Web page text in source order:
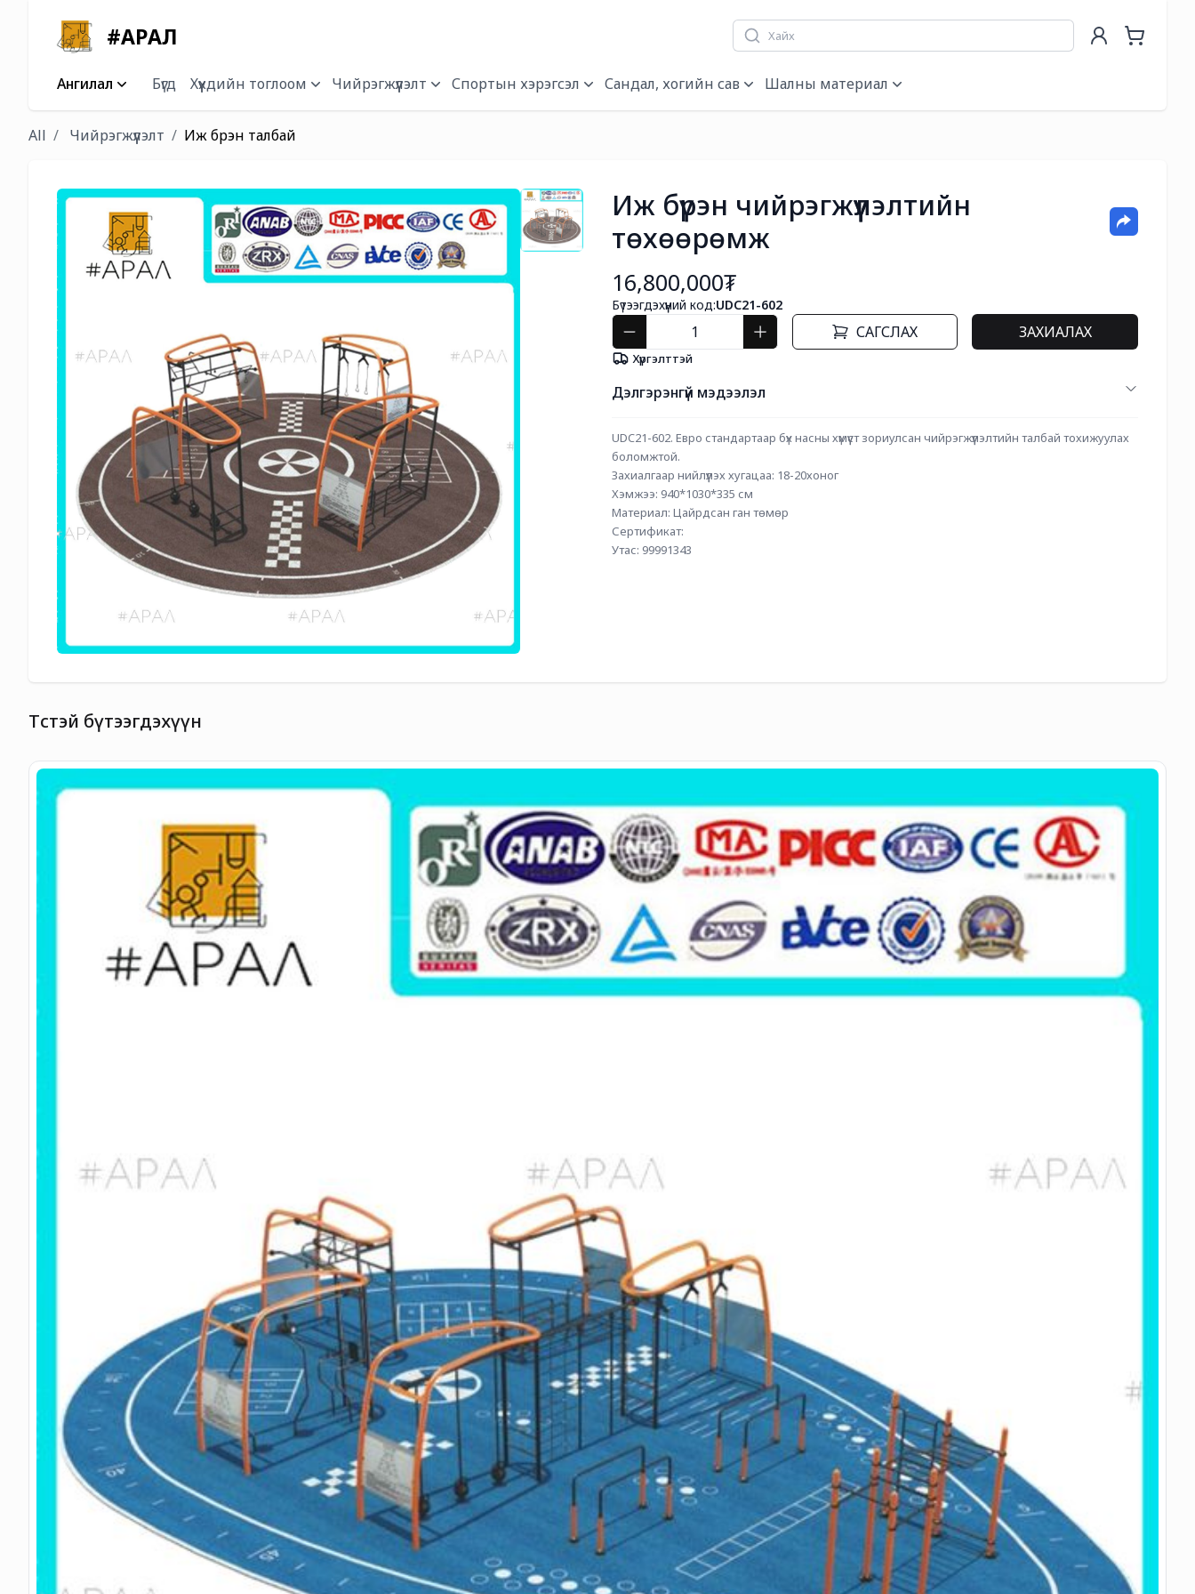
#АРАЛ
Ангилал Бүгд Хүүхдийн тоглоом Чийрэгжүүлэлт Спортын хэрэгсэл Сандал, хогийн сав Шалны материал
All Чийрэгжүүлэлт Иж бүрэн талбай
Иж бүрэн чийрэгжүүлэлтийн
төхөөрөмж
16,800,000₮
Бүтээгдэхүүний код:UDC21-602
САГСЛАХ ЗАХИАЛАХ
Хүргэлттэй
Дэлгэрэнгүй мэдээлэл
UDC21-602. Евро стандартаар бүх насны хүмүүст зориулсан чийрэгжүүлэлтийн талбай тохижуулах
боломжтой.
Захиалгаар нийлүүлэх хугацаа: 18-20хоног
Хэмжээ: 940*1030*335 см
Материал: Цайрдсан ган төмөр
Сертификат:
Утас: 99991343
Төстэй бүтээгдэхүүн